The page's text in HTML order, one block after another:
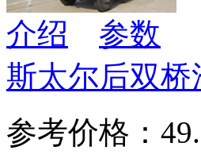
介绍
参数
斯太尔后双
参考价格：